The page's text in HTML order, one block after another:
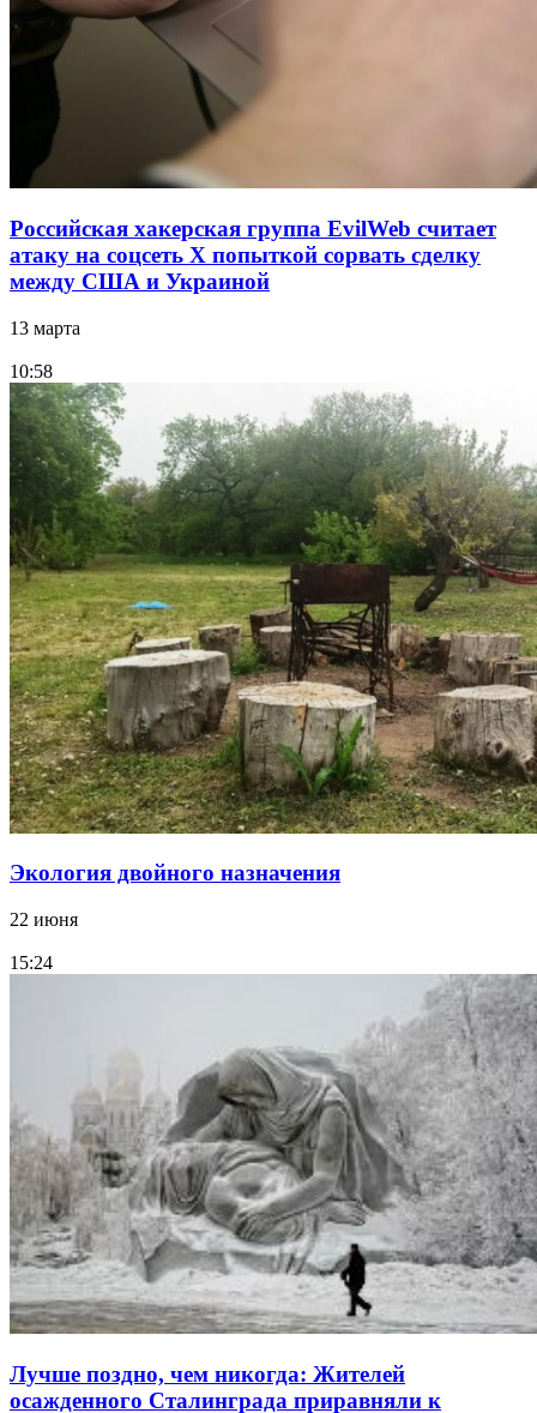
Российская хакерская группа EvilWeb считает
атаку на соцсеть Х попыткой сорвать сделку
между США и Украиной
13 марта
10:58
Экология двойного назначения
22 июня
15:24
Лучше поздно, чем никогда: Жителей
осажденного Сталинграда приравняли к